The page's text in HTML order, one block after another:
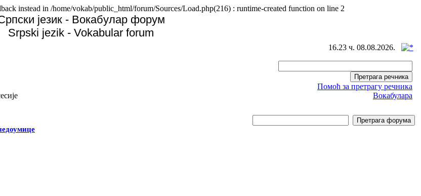
instead in /home/vokab/public_html/forum/Sources/Load.php(216) : runtime-created function on line 2
језик - Вокабулар форум
Srpski jezik - Vokabular forum
16.23 ч. 08.08.2026.
Помоћ за претрагу речника
Вокабулара